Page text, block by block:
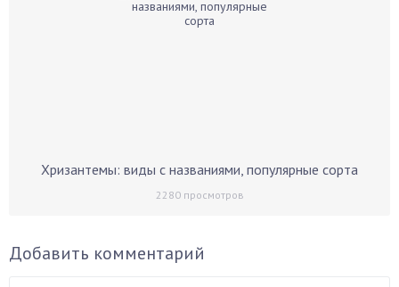
Хризантемы: виды с названиями, популярные сорта
2280просмотров
Добавить комментарий